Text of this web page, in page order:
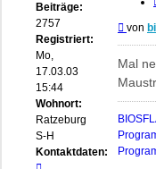
Beiträge:
2757
Registriert:
Mo,
17.03.03
15:44
Wohnort:
Ratzeburg,
S-H
Kontaktdaten:
von
Mal